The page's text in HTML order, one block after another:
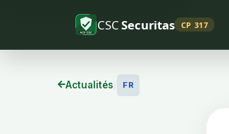
CSCSecuritas CP 317
Actualités FR